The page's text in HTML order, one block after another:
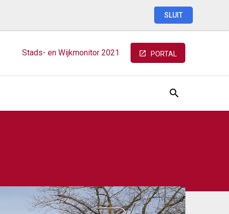
SLUIT
Stads- en Wijkmonitor 2021 PORTAL